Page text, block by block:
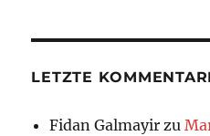
LETZTE
Fidan Galmayir zu